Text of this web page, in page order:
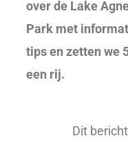
over de Lake
Park met
tips en zetten we
een rij.
Dit